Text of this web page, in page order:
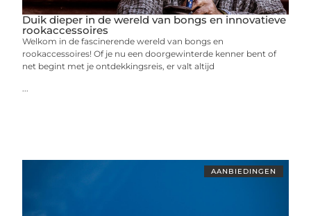
Duik dieper in de wereld van bongs en innovatieve
rookaccessoires
Welkom in de fascinerende wereld van bongs en
rookaccessoires! Of je nu een doorgewinterde kenner bent of
net begint met je ontdekkingsreis, er valt altijd
AANBIEDINGEN